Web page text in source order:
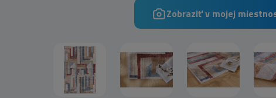
Zobraziť v mojej